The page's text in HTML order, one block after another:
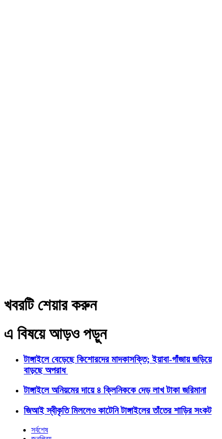
খবরটি শেয়ার করুন
এ বিষয়ে আড়ও পড়ুন
টাঙ্গাইলে বেড়েছে কিশোরদের মাদকাসক্তি; ইয়াবা-গাঁজায় জড়িয়ে
বাড়ছে অপরাধ
টাঙ্গাইলে অনিয়মের দায়ে ৪ ক্লিনিককে দেড় লাখ টাকা জরিমানা
জিআই স্বীকৃতি মিললেও কাটেনি টাঙ্গাইলের তাঁতের শাড়ির সংকট
সর্বশেষ